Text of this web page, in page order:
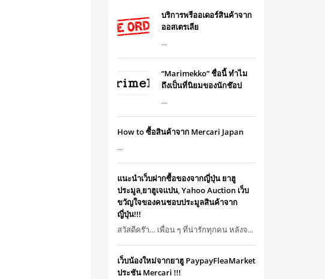
บริการพรีออเดอร์สินค้าจาก
ออสเตรเลีย
...
“Marimekko” ชื่อนี้ ทำไม
ถึงเป็นที่นิยมของนักช๊อป
...
How to ซื้อสินค้าจาก Mercari Japan
...
แนะนำเว็บฝากซื้อของจากญี่ปุ่น ยาฮู
ประมูล,ยาฮูเจแปน, Yahoo Auction เว็บ
ขวัญใจของคนชอบประมูลสินค้าจาก
ญี่ปุ่น!!!
สวัสดีคร๊า… เพื่อน ๆ ที่น่ารักทุกคน หลังจ...
เว็บน้องใหม่จากยาฮู PaypayFleaMarket
ประชัน Mercari !!!